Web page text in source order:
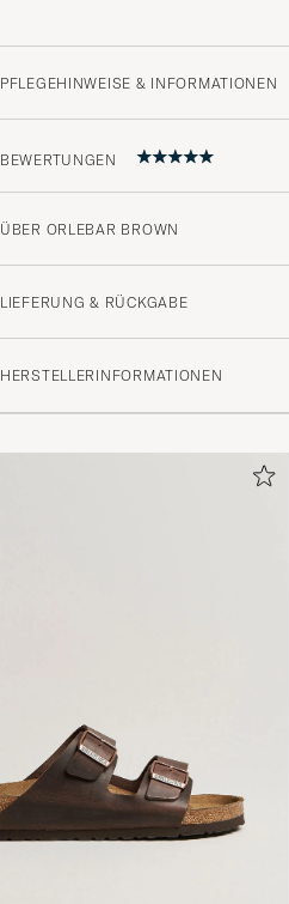
PFLEGEHINWEISE & INFORMATIONEN
BEWERTUNGEN
ÜBER ORLEBAR BROWN
LIEFERUNG & RÜCKGABE
HERSTELLERINFORMATIONEN